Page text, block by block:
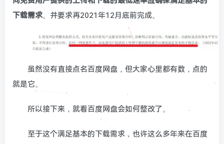
下载需求。并要求再2021年12月底前完成。
虽然没有直接点名百度网盘，但大家心里都有数，点的
就是它。
所以接下来，就看百度网盘会如何整改了。
至于这个满足基本的下载需求，也许这么多年来在百度